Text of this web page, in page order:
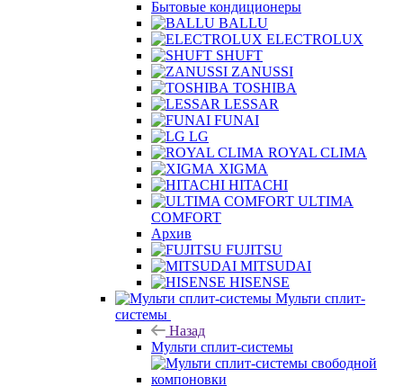
Бытовые кондиционеры
BALLU
ELECTROLUX
SHUFT
ZANUSSI
TOSHIBA
LESSAR
FUNAI
LG
ROYAL CLIMA
XIGMA
HITACHI
ULTIMA
COMFORT
Архив
FUJITSU
MITSUDAI
HISENSE
Мульти сплит-
системы
Назад
Мульти сплит-системы